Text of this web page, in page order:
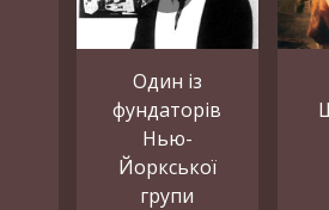
Один із
фундаторів
Нью-
Йоркської
групи